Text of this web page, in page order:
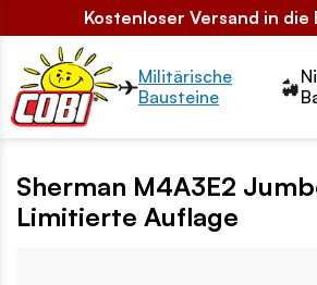
Kostenloser Versand in die
Przełącznik
Militärische
Bausteine
Sherman M4A3E2
Limitierte Auflage